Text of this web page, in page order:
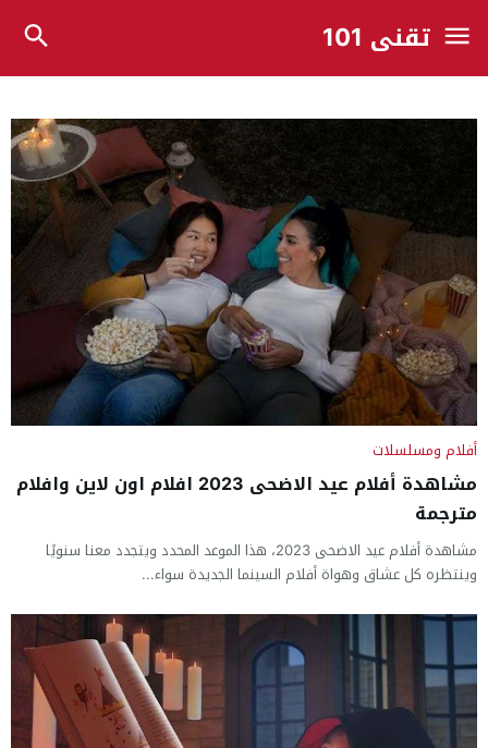
تقني 101
أفلام ومسلسلات
مشاهدة أفلام عيد الاضحى 2023 افلام اون لاين وافلام
مترجمة
مشاهدة أفلام عيد الاضحى 2023، هذا الموعد المحدد ويتجدد معنا سنويًا
وينتظره كل عشاق وهواة أفلام السينما الجديدة سواء...